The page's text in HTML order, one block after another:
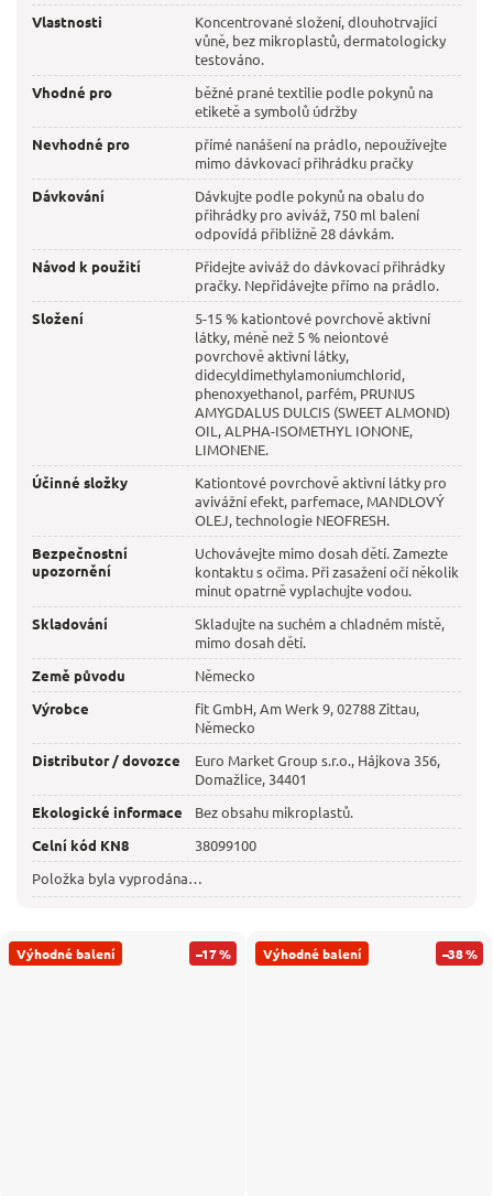
Vlastnosti
Koncentrované složení, dlouhotrvající
vůně, bez mikroplastů, dermatologicky
testováno.
Vhodné pro
běžné prané textilie podle pokynů na
etiketě a symbolů údržby
Nevhodné pro
přímé nanášení na prádlo, nepoužívejte
mimo dávkovací přihrádku pračky
Dávkování
Dávkujte podle pokynů na obalu do
přihrádky pro aviváž, 750 ml balení
odpovídá přibližně 28 dávkám.
Návod k použití
Přidejte aviváž do dávkovací přihrádky
pračky. Nepřidávejte přímo na prádlo.
Složení
5-15 % kationtové povrchově aktivní
látky, méně než 5 % neiontové
povrchově aktivní látky,
didecyldimethylamoniumchlorid,
phenoxyethanol, parfém, PRUNUS
AMYGDALUS DULCIS (SWEET ALMOND)
OIL, ALPHA-ISOMETHYL IONONE,
LIMONENE.
Účinné složky
Kationtové povrchově aktivní látky pro
avivážní efekt, parfemace, MANDLOVÝ
OLEJ, technologie NEOFRESH.
Bezpečnostní
upozornění
Uchovávejte mimo dosah dětí. Zamezte
kontaktu s očima. Při zasažení očí několik
minut opatrně vyplachujte vodou.
Skladování
Skladujte na suchém a chladném místě,
mimo dosah dětí.
Země původu
Německo
Výrobce
fit GmbH, Am Werk 9, 02788 Zittau,
Německo
Distributor / dovozce
Euro Market Group s.r.o., Hájkova 356,
Domažlice, 34401
Ekologické informace
Bez obsahu mikroplastů.
Celní kód KN8
38099100
Položka byla vyprodána…
Výhodné balení –17 % Výhodné balení –38 %